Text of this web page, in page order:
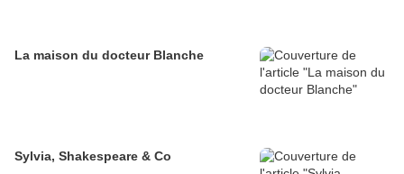
La maison du docteur Blanche
Sylvia, Shakespeare & Co